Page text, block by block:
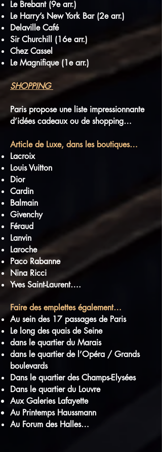
Le Brebant (9e arr.)
Le Harry’s New York Bar (2e arr.)
Delaville Café
Sir Churchill (16e arr.)
Chez Cassel
Le Magnifique (1e arr.)
SHOPPING
Paris propose une liste impressionnante
d’idées cadeaux ou de shopping…
Article de Luxe, dans les boutiques…
Lacroix
Louis Vuitton
Dior
Cardin
Balmain
Givenchy
Féraud
Lanvin
Laroche
Paco Rabanne
Nina Ricci
Yves Saint-Laurent….
Faire des emplettes également…
Au sein des 17 passages de Paris
Le long des quais de Seine
dans le quartier du Marais
dans le quartier de l’Opéra / Grands
boulevards
Dans le quartier des Champs-Elysées
Dans le quartier du Louvre
Aux Galeries Lafayette
Au Printemps Haussmann
Au Forum des Halles…